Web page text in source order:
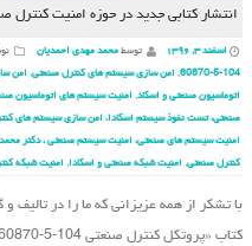
انتشار کتابی جدید در حوزه امنیت کنترل
اسفند ۳, ۱۳۹۶ توسط محمد مهدی احمدیان
60870-5-104
, امن سازی سیستم های کنترل صنعتی, امن
اتوماسیون صنعتی و اسکاد, امنیت سیستم های اتوماسیون
صنعتی، تست نفوذ سیستم اسکادا، امن سازی سیستم های
امنیت سیستم های صنعتی، امنیت سیستم صنعتی ، دکتر
کنترل صنعتی, امنیت شبکه صنعتی و اسکادا, امنیت شبکه
با تشکر از همه عزیزانی که ما را در تالیف و
کتاب «پروتکل کنترل صنعتی IEC 60870-5-104 از منظر امنیت سایبری» منتشر شد.